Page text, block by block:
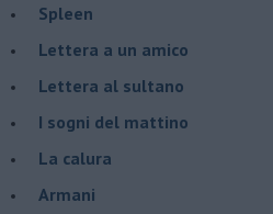
Spleen
Lettera a un amico
Lettera al sultano
I sogni del mattino
La calura
Armani